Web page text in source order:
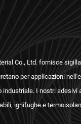
Co., Ltd. fornisce
per applicazioni
I nostri adesivi
ignifughe e